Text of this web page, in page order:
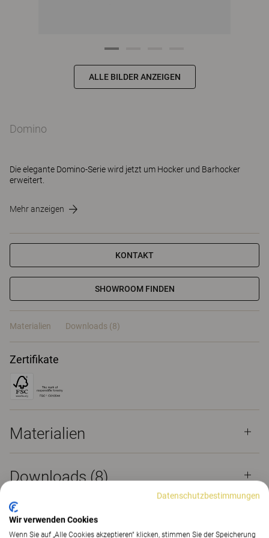
ALLE BILDER ANZEIGEN
Domino
Die elegante Domino-Serie wird jetzt um Hocker und Barhocker
erweitert.
Mehr anzeigen
KONTAKT
SHOWROOM FINDEN
Materialien Downloads (8)
Zertifikate
Materialien
Downloads (8)
Datenschutzbestimmungen
Wir verwenden Cookies
Wenn Sie auf „Alle Cookies akzeptieren“ klicken, stimmen Sie der Speicherung